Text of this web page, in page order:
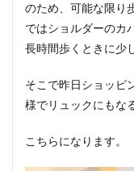
のため、可能な限り
ではショルダーのカ
長時間歩くときに少
そこで昨日ショッピ
様でリュックにもな
こちらになります。